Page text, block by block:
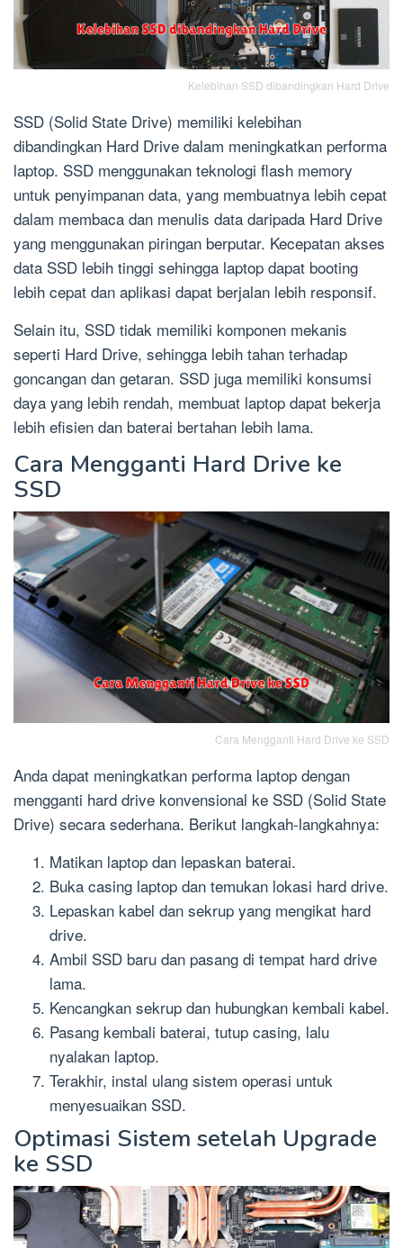
Kelebihan SSD dibandingkan Hard Drive
SSD (Solid State Drive) memiliki kelebihan
dibandingkan Hard Drive dalam meningkatkan performa
laptop. SSD menggunakan teknologi flash memory
untuk penyimpanan data, yang membuatnya lebih cepat
dalam membaca dan menulis data daripada Hard Drive
yang menggunakan piringan berputar. Kecepatan akses
data SSD lebih tinggi sehingga laptop dapat booting
lebih cepat dan aplikasi dapat berjalan lebih responsif.
Selain itu, SSD tidak memiliki komponen mekanis
seperti Hard Drive, sehingga lebih tahan terhadap
goncangan dan getaran. SSD juga memiliki konsumsi
daya yang lebih rendah, membuat laptop dapat bekerja
lebih efisien dan baterai bertahan lebih lama.
Cara Mengganti Hard Drive ke
SSD
Cara Mengganti Hard Drive ke SSD
Anda dapat meningkatkan performa laptop dengan
mengganti hard drive konvensional ke SSD (Solid State
Drive) secara sederhana. Berikut langkah-langkahnya:
Matikan laptop dan lepaskan baterai.
Buka casing laptop dan temukan lokasi hard drive.
Lepaskan kabel dan sekrup yang mengikat hard
drive.
Ambil SSD baru dan pasang di tempat hard drive
lama.
Kencangkan sekrup dan hubungkan kembali kabel.
Pasang kembali baterai, tutup casing, lalu
nyalakan laptop.
Terakhir, instal ulang sistem operasi untuk
menyesuaikan SSD.
Optimasi Sistem setelah Upgrade
ke SSD